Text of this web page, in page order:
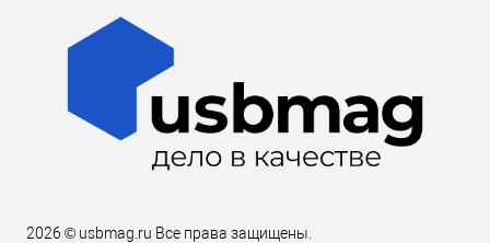
2026 © usbmag.ru Все права защищены.